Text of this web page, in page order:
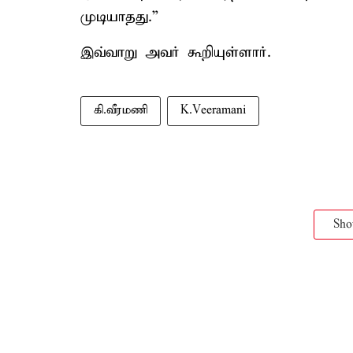
முடியாதது.”
இவ்வாறு அவர் கூறியுள்ளார்.
கி.வீரமணி K.Veeramani